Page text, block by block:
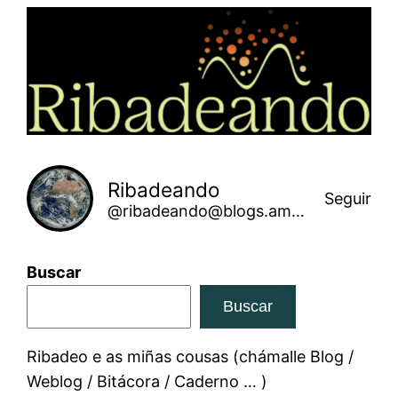
Ribadeando
@ribadeando@blogs.amarinha.gal
Seguir
Buscar
Buscar
Ribadeo e as miñas cousas (chámalle Blog /
Weblog / Bitácora / Caderno … )